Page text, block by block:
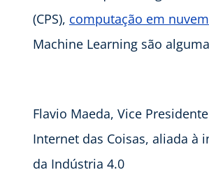
(CPS), computação em nuvem
Machine Learning são
Flavio Maeda, Vice
Internet das Coisas, aliada
da Indústria 4.0